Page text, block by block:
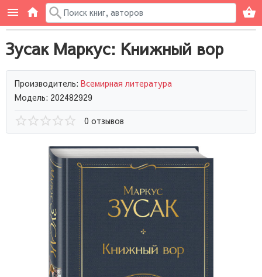
Зусак Маркус: Книжный вор
Производитель: Всемирная литература
Модель: 202482929
0 отзывов